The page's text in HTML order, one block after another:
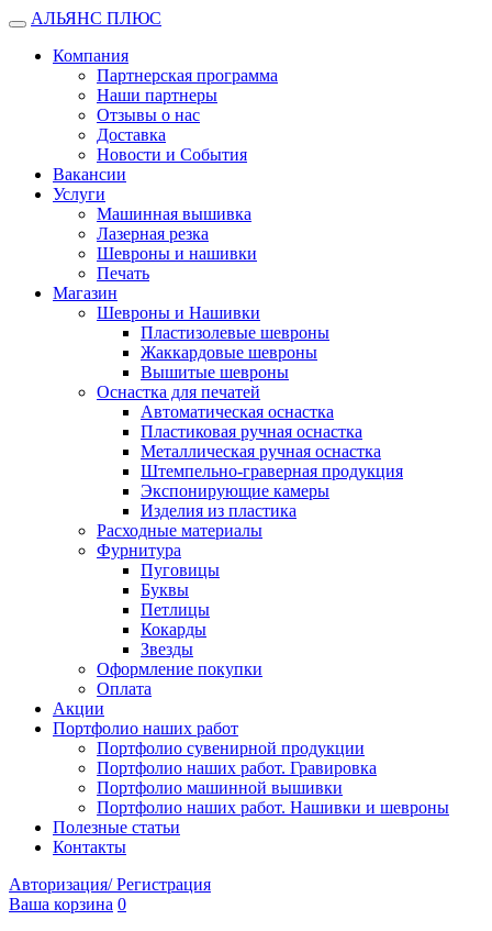
Открыть
АЛЬЯНС ПЛЮС
Компания
Партнерская программа
Наши партнеры
Отзывы о нас
Доставка
Новости и События
Вакансии
Услуги
Машинная вышивка
Лазерная резка
Шевроны и нашивки
Печать
Магазин
Шевроны и Нашивки
Пластизолевые шевроны
Жаккардовые шевроны
Вышитые шевроны
Оснастка для печатей
Автоматическая оснастка
Пластиковая ручная оснастка
Металлическая ручная оснастка
Штемпельно-граверная продукция
Экспонирующие камеры
Изделия из пластика
Расходные материалы
Фурнитура
Пуговицы
Буквы
Петлицы
Кокарды
Звезды
Оформление покупки
Оплата
Акции
Портфолио наших работ
Портфолио сувенирной продукции
Портфолио наших работ. Гравировка
Портфолио машинной вышивки
Портфолио наших работ. Нашивки и шевроны
Полезные статьи
Контакты
Авторизация/ Регистрация
Ваша корзина 0